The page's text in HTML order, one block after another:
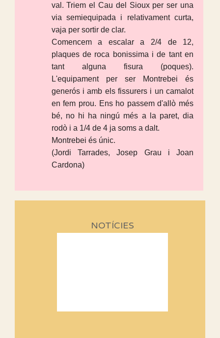
val. Triem el Cau del Sioux per ser una
via semiequipada i relativament curta,
vaja per sortir de clar.
Comencem a escalar a 2/4 de 12,
plaques de roca bonissima i de tant en
tant alguna fisura (poques).
L'equipament per ser Montrebei és
generós i amb els fissurers i un camalot
en fem prou. Ens ho passem d'allò més
bé, no hi ha ningú més a la paret, dia
rodò i a 1/4 de 4 ja soms a dalt.
Montrebei és únic.
(Jordi Tarrades, Josep Grau i Joan
Cardona)
NOTÍCIES